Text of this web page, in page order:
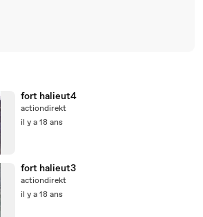
fort halieut4
actiondirekt
il y a 18 ans
fort halieut3
actiondirekt
il y a 18 ans